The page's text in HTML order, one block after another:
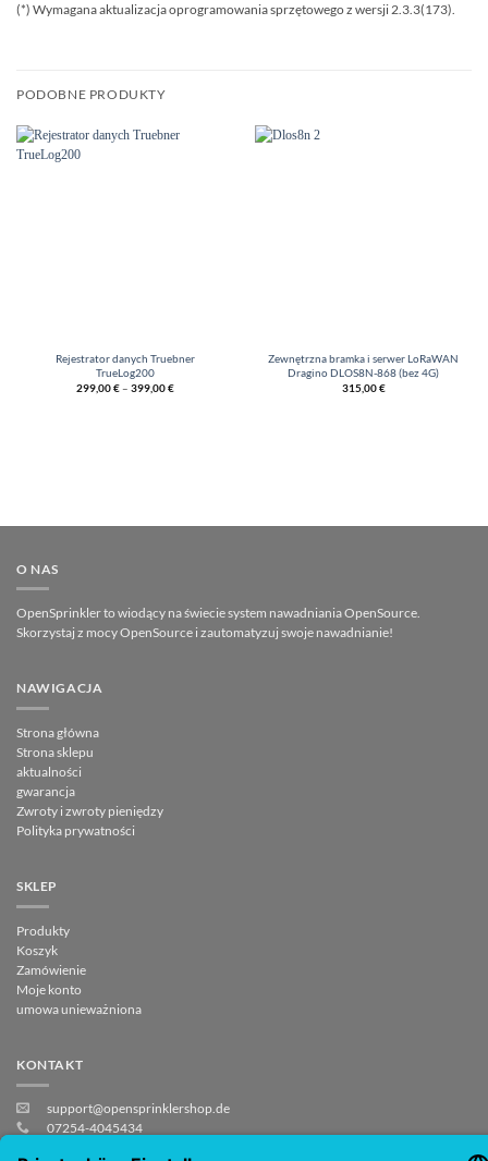
(*) Wymagana aktualizacja oprogramowania sprzętowego z wersji 2.3.3(173).
PODOBNE PRODUKTY
Rejestrator danych Truebner
TrueLog200
299,00€– 399,00€
Zewnętrzna bramka i serwer LoRaWAN
Dragino DLOS8N-868 (bez 4G)
315,00€
O NAS
OpenSprinkler to wiodący na świecie system nawadniania OpenSource.
Skorzystaj z mocy OpenSource i zautomatyzuj swoje nawadnianie!
NAWIGACJA
Strona główna
Strona sklepu
aktualności
gwarancja
Zwroty i zwroty pieniędzy
Polityka prywatności
SKLEP
Produkty
Koszyk
Zamówienie
Moje konto
umowa unieważniona
KONTAKT
support@opensprinklershop.de
07254-4045434